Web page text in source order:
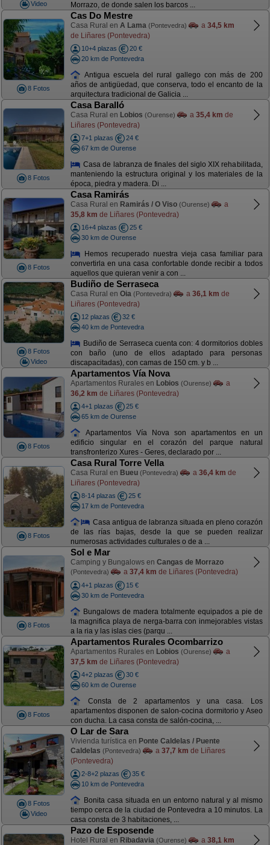
Video Morrazo, de donde salen los barcos ...
8 Fotos
Cas Do Mestre
Casa Rural en A Lama (Pontevedra) a 34,5 km
de Liñares (Pontevedra)
10+4 plazas
20 €
20 km de Pontevedra
Antigua escuela del rural gallego con más de 200
años de antigüedad, que conserva, todo el encanto de la
arquitectura tradicional de Galicia ...
8 Fotos
Casa Baralló
Casa Rural en Lobios (Ourense) a 35,4 km de
Liñares (Pontevedra)
7+1 plazas
24 €
67 km de Ourense
Casa de labranza de finales del siglo XIX rehabilitada,
manteniendo la estructura original y los materiales de la
época, piedra y madera. Di ...
8 Fotos
Casa Ramirás
Casa Rural en Ramirás / O Viso (Ourense)
a
35,8 km de Liñares (Pontevedra)
16+4 plazas
25 €
30 km de Ourense
Hemos recuperado nuestra vieja casa familiar para
convertirla en una casa confortable donde recibir a todos
aquellos que quieran venir a con ...
8 Fotos
Video
Budiño de Serraseca
Casa Rural en Oia (Pontevedra) a 36,1 km de
Liñares (Pontevedra)
12 plazas
32 €
40 km de Pontevedra
Budiño de Serraseca cuenta con: 4 dormitorios dobles
con baño (uno de ellos adaptado para personas
discapacitadas), con camas de 150 cm. y b ...
8 Fotos
Apartamentos Vía Nova
Apartamentos Rurales en Lobios (Ourense)
a
36,2 km de Liñares (Pontevedra)
4+1 plazas
25 €
65 km de Ourense
Apartamentos Vía Nova son apartamentos en un
edificio singular en el corazón del parque natural
transfronterizo Xures - Geres, declarado por ...
8 Fotos
Casa Rural Torre Vella
Casa Rural en Bueu (Pontevedra) a 36,4 km de
Liñares (Pontevedra)
8-14 plazas
25 €
17 km de Pontevedra
Casa antigua de labranza situada en pleno corazón
de las rías bajas, desde la que se pueden realizar
numerosas actividades culturales o de a ...
8 Fotos
Sol e Mar
Camping y Bungalows en Cangas de Morrazo
(Pontevedra) a 37,4 km de Liñares (Pontevedra)
4+1 plazas
15 €
30 km de Pontevedra
Bungalows de madera totalmente equipados a pie de
la magnifica playa de nerga-barra con inmejorables vistas
a la ria y las islas cies (parqu ...
8 Fotos
Apartamentos Rurales Ocombarrizo
Apartamentos Rurales en Lobios (Ourense)
a
37,5 km de Liñares (Pontevedra)
4+2 plazas
30 €
60 km de Ourense
Consta de 2 apartamentos y una casa. Los
apartamentos disponen de salon-cocina dormitorio y Aseo
con ducha. La casa consta de salón-cocina, ...
8 Fotos
Video
O Lar de Sara
Vivienda turística en Ponte Caldelas / Puente
Caldelas (Pontevedra) a 37,7 km de Liñares
(Pontevedra)
2-8+2 plazas
35 €
10 km de Pontevedra
Bonita casa situada en un entorno natural y al mismo
tiempo cerca de la ciudad de Pontevedra a 10 minutos. La
casa consta de 3 habitaciones, ...
Pazo de Esposende
Hotel Rural en Ribadavia (Ourense) a 38,1 km